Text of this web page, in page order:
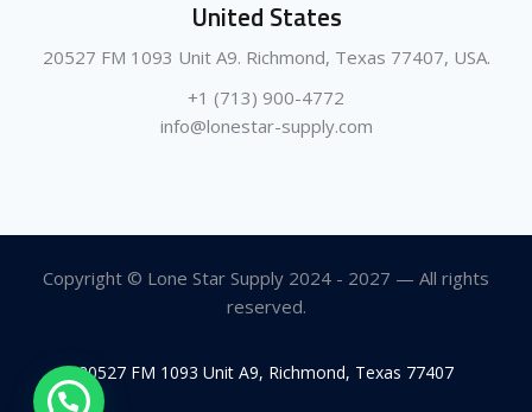
United States
20527 FM 1093 Unit A9. Richmond, Texas 77407, USA.
+1 (713) 900-4772
info@lonestar-supply.com
Copyright © Lone Star Supply 2024 - 2027 — All rights
reserved.
20527 FM 1093 Unit A9, Richmond, Texas 77407